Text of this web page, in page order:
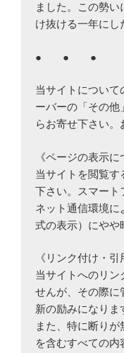
ました。この勢
け抜ける一年にし
● ● ●
当サイトについて
ーバーの「その
らお寄せ下さい。
《ページの表示に
当サイトを閲覧す
下さい。スマート
ネット通信環境に
式の表示）にやや
《リンク付け・引
当サイトへのリン
せんが、その際に
新の励みになりま
また、特に断り
を含むすべての内